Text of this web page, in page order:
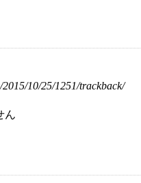
10/25/1251/trackback/
ん